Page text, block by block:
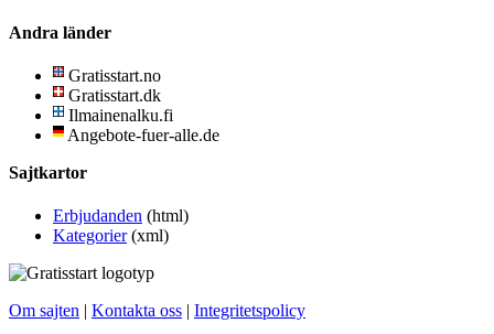
Andra länder
Gratisstart.no
Gratisstart.dk
Ilmainenalku.fi
Angebote-fuer-alle.de
Sajtkartor
Erbjudanden (html)
Kategorier(xml)
Om sajten | Kontakta oss | Integritetspolicy